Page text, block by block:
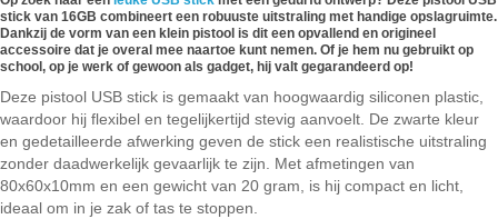
stick van 16GB combineert een robuuste uitstraling met handige opslagruimte.
Dankzij de vorm van een klein pistool is dit een opvallend en origineel
accessoire dat je overal mee naartoe kunt nemen. Of je hem nu gebruikt op
school, op je werk of gewoon als gadget, hij valt gegarandeerd op!
Deze pistool USB stick is gemaakt van hoogwaardig siliconen plastic,
waardoor hij flexibel en tegelijkertijd stevig aanvoelt. De zwarte kleur
en gedetailleerde afwerking geven de stick een realistische uitstraling
zonder daadwerkelijk gevaarlijk te zijn. Met afmetingen van
80x60x10mm en een gewicht van 20 gram, is hij compact en licht,
ideaal om in je zak of tas te stoppen.